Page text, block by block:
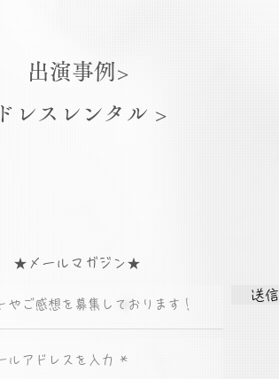
出演事例>
ドレスレンタル >
★メールマガジン★
送信